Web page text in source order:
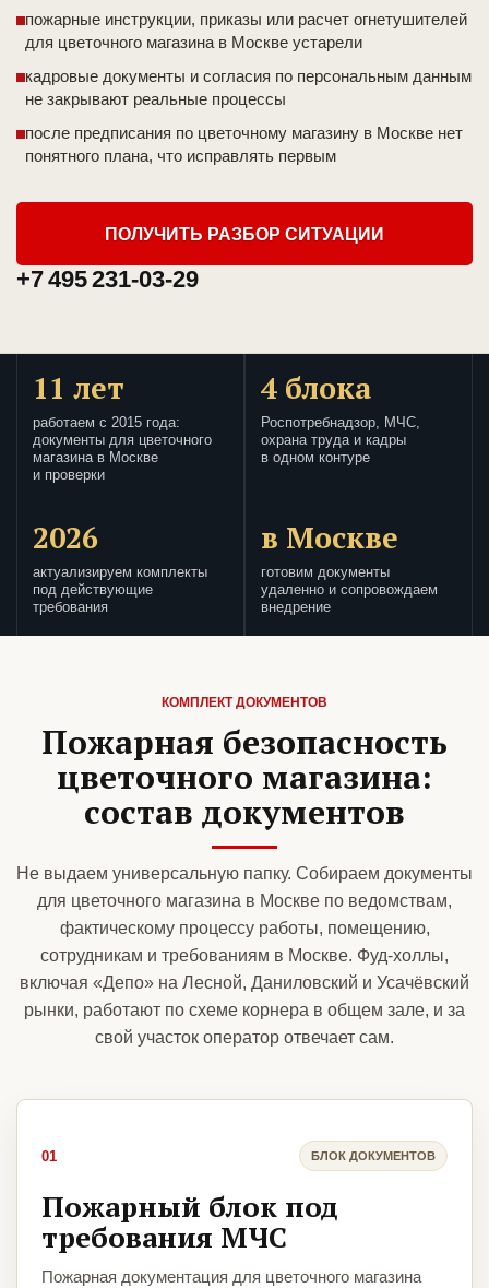
пожарные инструкции, приказы или расчет огнетушителей
для цветочного магазина в Москве устарели
кадровые документы и согласия по персональным данным
не закрывают реальные процессы
после предписания по цветочному магазину в Москве нет
понятного плана, что исправлять первым
ПОЛУЧИТЬ РАЗБОР СИТУАЦИИ
+7 495 231-03-29
11 лет
работаем с 2015 года:
документы для цветочного
магазина в Москве
и проверки
4 блока
Роспотребнадзор, МЧС,
охрана труда и кадры
в одном контуре
2026
актуализируем комплекты
под действующие
требования
в Москве
готовим документы
удаленно и сопровождаем
внедрение
КОМПЛЕКТ ДОКУМЕНТОВ
Пожарная безопасность
цветочного магазина:
состав документов
Не выдаем универсальную папку. Собираем документы
для цветочного магазина в Москве по ведомствам,
фактическому процессу работы, помещению,
сотрудникам и требованиям в Москве. Фуд-холлы,
включая «Депо» на Лесной, Даниловский и Усачёвский
рынки, работают по схеме корнера в общем зале, и за
свой участок оператор отвечает сам.
01 БЛОК ДОКУМЕНТОВ
Пожарный блок под
требования МЧС
Пожарная документация для цветочного магазина